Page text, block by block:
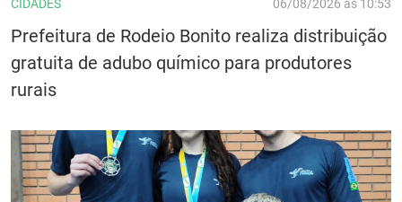
CIDADES 06/08/2026 às 10:53
Prefeitura de Rodeio Bonito realiza distribuição
gratuita de adubo químico para produtores
rurais